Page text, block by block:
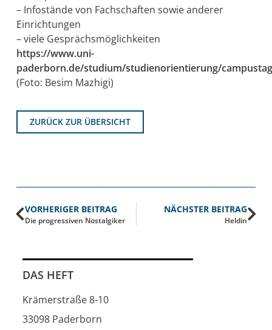
– Infostände von Fachschaften sowie anderer
Einrichtungen
– viele Gesprächsmöglichkeiten
https://www.uni-
paderborn.de/studium/studienorientierung/campustag
(Foto: Besim Mazhigi)
ZURÜCK ZUR ÜBERSICHT
VORHERIGER BEITRAG
Die progressiven Nostalgiker
NÄCHSTER BEITRAG
Heldin
DAS HEFT
Krämerstraße 8-10
33098 Paderborn